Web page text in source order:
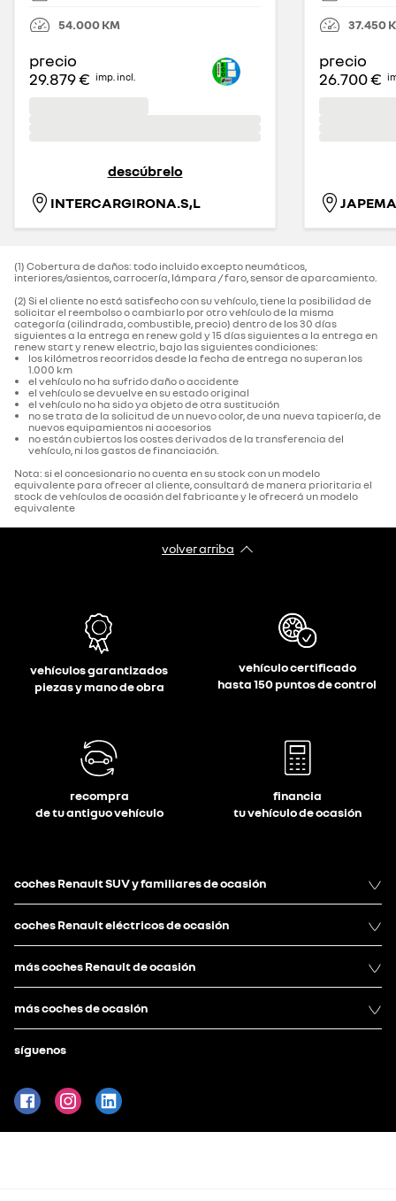
54.000KM
precio
29.879 € imp. incl.
descúbrelo
INTERCARGIRONA.S,L
37.450
precio
26.700 €
(1) Cobertura de daños: todo incluido excepto neumáticos,
interiores/asientos, carrocería, lámpara / faro, sensor de aparcamiento.‌
(2) Si el cliente no está satisfecho con su vehículo, tiene la posibilidad de
solicitar el reembolso o cambiarlo por otro vehículo de la misma
categoría (cilindrada, combustible, precio) dentro de los 30 días
siguientes a la entrega en renew gold y 15 días siguientes a la entrega en
renew start y renew electric, bajo las siguientes condiciones:
los kilómetros recorridos desde la fecha de entrega no superan los
1.000 km
el vehículo no ha sufrido daño o accidente
el vehículo se devuelve en su estado original
el vehículo no ha sido ya objeto de otra sustitución
no se trata de la solicitud de un nuevo color, de una nueva tapicería, de
nuevos equipamientos ni accesorios
no están cubiertos los costes derivados de la transferencia del
vehículo, ni los gastos de financiación.
Nota: si el concesionario no cuenta en su stock con un modelo
equivalente para ofrecer al cliente, consultará de manera prioritaria el
stock de vehículos de ocasión del fabricante y le ofrecerá un modelo
equivalente
volver arriba
vehículos garantizados
piezas y mano de obra
vehículo certificado
hasta 150 puntos de control
recompra
de tu antiguo vehículo
financia
tu vehículo de ocasión
coches Renault SUV y familiares de ocasión
coches Renault eléctricos de ocasión
más coches Renault de ocasión
más coches de ocasión
síguenos